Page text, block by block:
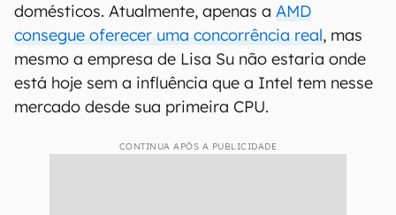
domésticos. Atualmente, apenas a AMD
consegue oferecer uma concorrência real, mas
mesmo a empresa de Lisa Su não estaria onde
está hoje sem a influência que a Intel tem nesse
mercado desde sua primeira CPU.
CONTINUA APÓS A PUBLICIDADE